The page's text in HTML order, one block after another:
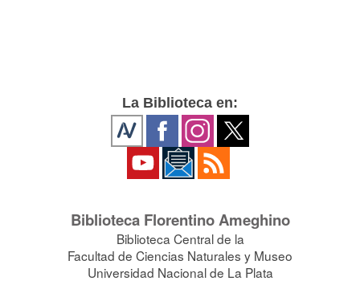
La Biblioteca en:
Biblioteca Florentino Ameghino
Biblioteca Central de la
Facultad de Ciencias Naturales y Museo
Universidad Nacional de La Plata